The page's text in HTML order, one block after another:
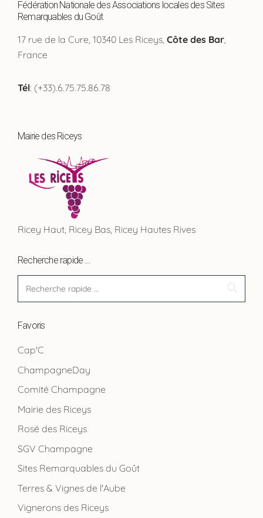
Fédération Nationale des Associations locales des Sites
Remarquables du Goût
17 rue de la Cure, 10340 Les Riceys, Côte des Bar
France
Tél: (+33).6.75.75.86.78
Mairie des Riceys
Ricey Haut, Ricey Bas, Ricey Hautes Rives
Recherche rapide …
Favoris
Cap'C
ChampagneDay
Comité Champagne
Mairie des Riceys
Rosé des Riceys
SGV Champagne
Sites Remarquables du Goût
Terres & Vignes de l'Aube
Vignerons des Riceys